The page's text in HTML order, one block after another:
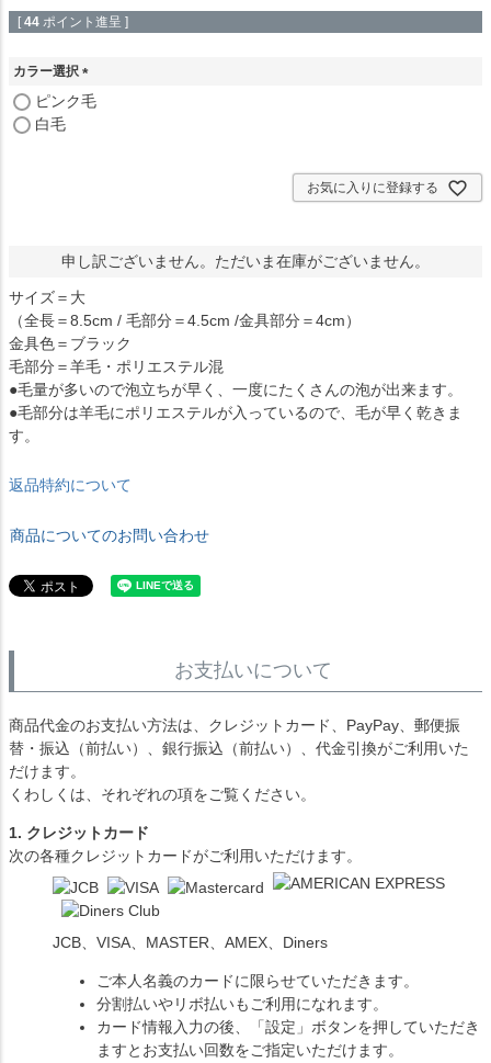
[ 44 ポイント進呈 ]
カラー選択
(
ピンク毛
白毛
お気に入りに登録する
申し訳ございません。ただいま在庫がございません。
サイズ＝大
（全長＝8.5cm / 毛部分＝4.5cm /金具部分＝4cm）
金具色＝ブラック
毛部分＝羊毛・ポリエステル混
●毛量が多いので泡立ちが早く、一度にたくさんの泡が出来ます。
●毛部分は羊毛にポリエステルが入っているので、毛が早く乾きま
す。
返品特約について
商品についてのお問い合わせ
お支払いについて
商品代金のお支払い方法は、クレジットカード、PayPay、郵便振
替・振込（前払い）、銀行振込（前払い）、代金引換がご利用いた
だけます。
くわしくは、それぞれの項をご覧ください。
1. クレジットカード
次の各種クレジットカードがご利用いただけます。
JCB、VISA、MASTER、AMEX、Diners
ご本人名義のカードに限らせていただきます。
分割払いやリボ払いもご利用になれます。
カード情報入力の後、「設定」ボタンを押していただき
ますとお支払い回数をご指定いただけます。